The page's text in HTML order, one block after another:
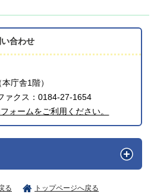
合わせ
庁舎1階）
クス：0184-27-1654
ォームをご利用ください。
る トップページへ戻る